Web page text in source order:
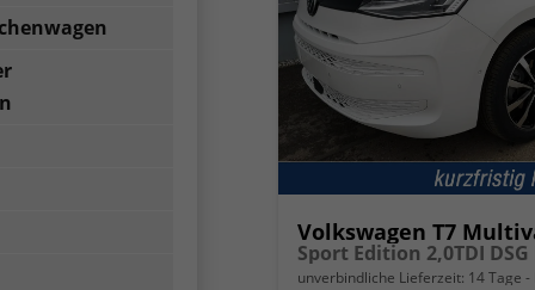
Volkswagen T7
Sport Edition 2,0TDI
unverbindliche Lieferzeit: 14 Tage